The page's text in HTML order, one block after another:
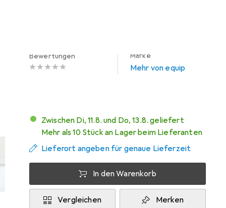
Bewertungen Marke
Mehr von equip
Zwischen Di, 11.8. und Do, 13.8. geliefert
Mehr als 10 Stück an Lager beim Lieferanten
Lieferort angeben für genaue Lieferzeit
In den Warenkorb
Vergleichen Merken